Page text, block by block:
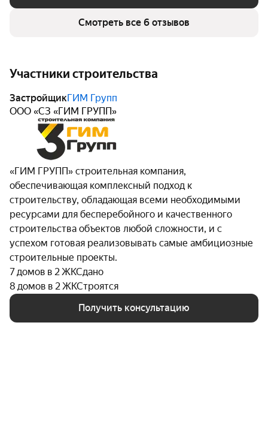
о профессионализме и надежности компании.
Смотреть все 6 отзывов
Участники строительства
ЗастройщикГИМ Групп
ООО «СЗ «ГИМ ГРУПП»
«ГИМ ГРУПП» строительная компания,
обеспечивающая комплексный подход к
строительству, обладающая всеми необходимыми
ресурсами для бесперебойного и качественного
строительства объектов любой сложности, и с
успехом готовая реализовывать самые амбициозные
строительные проекты.
7 домов в 2 ЖКСдано
8 домов в 2 ЖКСтроятся
Получить консультацию